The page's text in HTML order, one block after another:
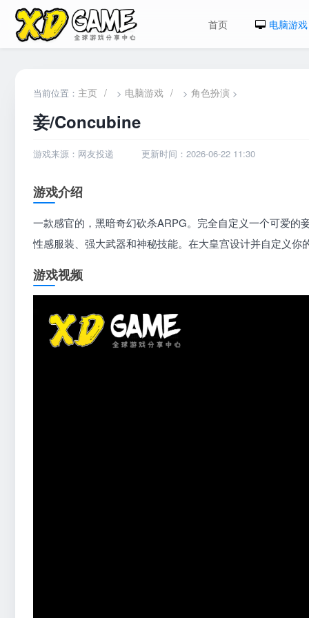
首页 电脑游戏
当前位置： 主页 / > 电脑游戏 / > 角色扮演 >
妾/Concubine
游戏来源：网友投递 更新时间：2026-06-22 11:30
游戏介绍
一款感官的，黑暗奇幻砍杀ARPG。完全自定义一个可爱
性感服装、强大武器和神秘技能。在大皇宫设计并自定义你
游戏视频